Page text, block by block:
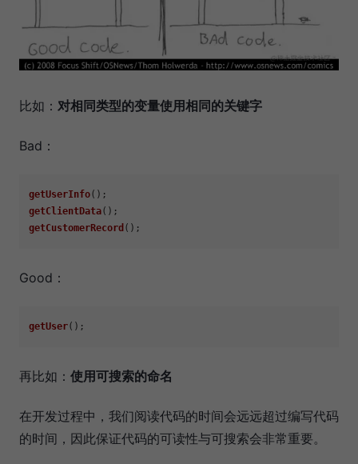
比如： 对相同类型的变量使用相同的关键字
Bad：
getUserInfo
getClientData
getCustomerRecord
Good：
getUser
再比如： 使用可搜索的命名
在开发过程中，我们阅读代码的时间会远远超过编写代码
的时间，因此保证代码的可读性与可搜索会非常重要。